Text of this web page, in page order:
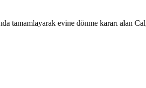
tamamlayarak evine dönme kararı